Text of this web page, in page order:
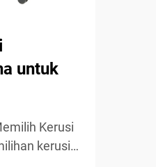
untuk
Kerusi
kerusi